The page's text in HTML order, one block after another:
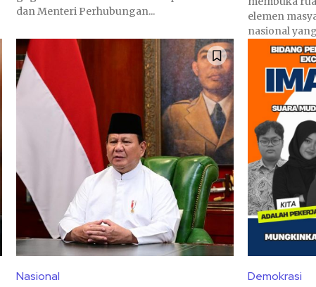
dan Menteri Perhubungan...
elemen
nasional
Nasional Demokrasi